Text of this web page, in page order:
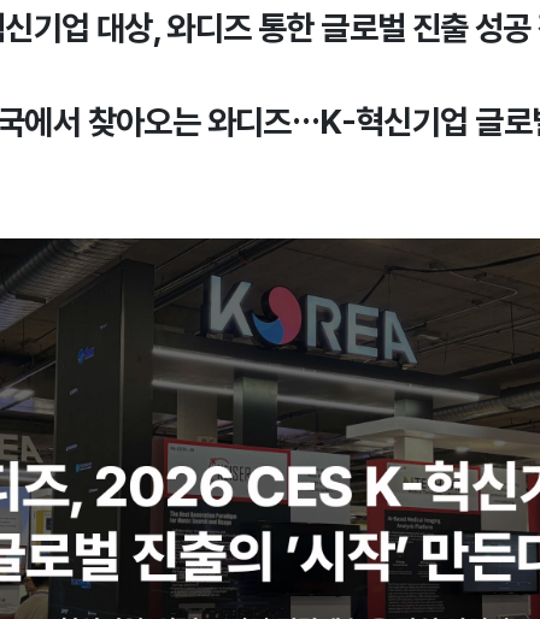
기업 대상, 와디즈 통한 글로벌 진출 성공
에서 찾아오는 와디즈…K-혁신기업 글로